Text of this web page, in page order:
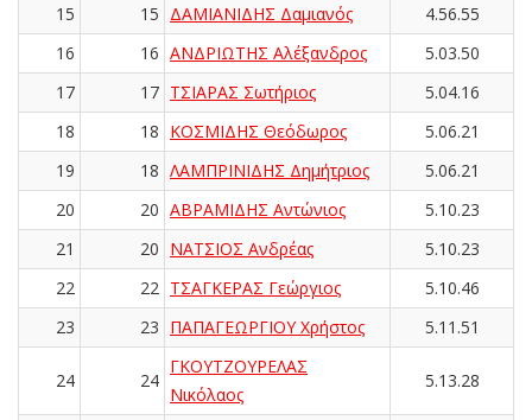
15 15 ΔΑΜΙΑΝΙΔΗΣ Δαμιανός
4.56.55
16
16 ΑΝΔΡΙΩΤΗΣ Αλέξανδρος
5.03.50
17
17 ΤΣΙΑΡΑΣ Σωτήριος
5.04.16
18
18 ΚΟΣΜΙΔΗΣ Θεόδωρος
5.06.21
19
18 ΛΑΜΠΡΙΝΙΔΗΣ Δημήτριος
5.06.21
20
20 ΑΒΡΑΜΙΔΗΣ Αντώνιος
5.10.23
21
20 ΝΑΤΣΙΟΣ Ανδρέας
5.10.23
22
22 ΤΣΑΓΚΕΡΑΣ Γεώργιος
5.10.46
23
23 ΠΑΠΑΓΕΩΡΓΙΟΥ Χρήστος 5.11.51
24 24
ΓΚΟΥΤΖΟΥΡΕΛΑΣ
Νικόλαος
5.13.28